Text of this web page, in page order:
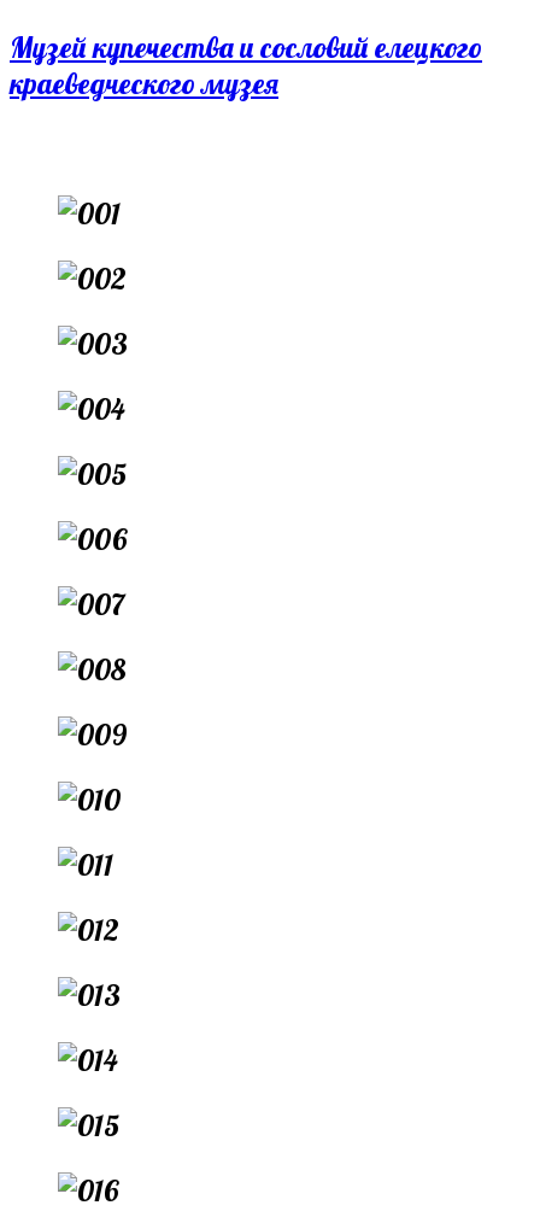
Перейти
к
Музей купечества и сословий елецкого
краеведческого музея